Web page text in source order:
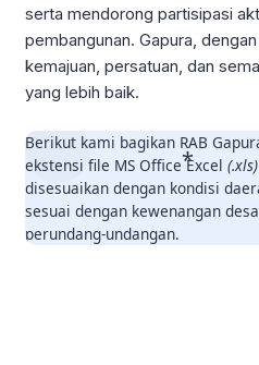
serta mendorong partisipasi
pembangunan. Gapura,
kemajuan, persatuan, dan
yang lebih baik.
Berikut kami bagikan RAB
ekstensi file MS Office Excel (.xls)
disesuaikan dengan kondisi
sesuai dengan kewenangan
perundang-undangan.